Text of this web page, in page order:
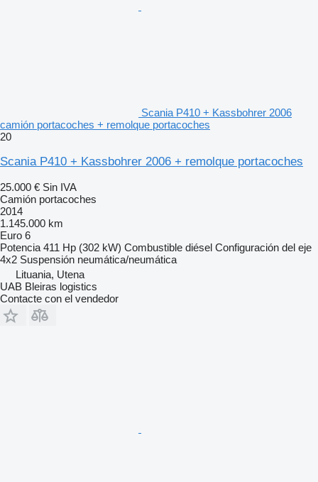
Scania P410 + Kassbohrer 2006
camión portacoches + remolque portacoches
20
Scania P410 + Kassbohrer 2006 + remolque portacoches
25.000 € Sin IVA
Camión portacoches
2014
1.145.000 km
Euro 6
Potencia 411 Hp (302 kW) Combustible diésel Configuración del eje
4x2 Suspensión neumática/neumática
Lituania, Utena
UAB Bleiras logistics
Contacte con el vendedor